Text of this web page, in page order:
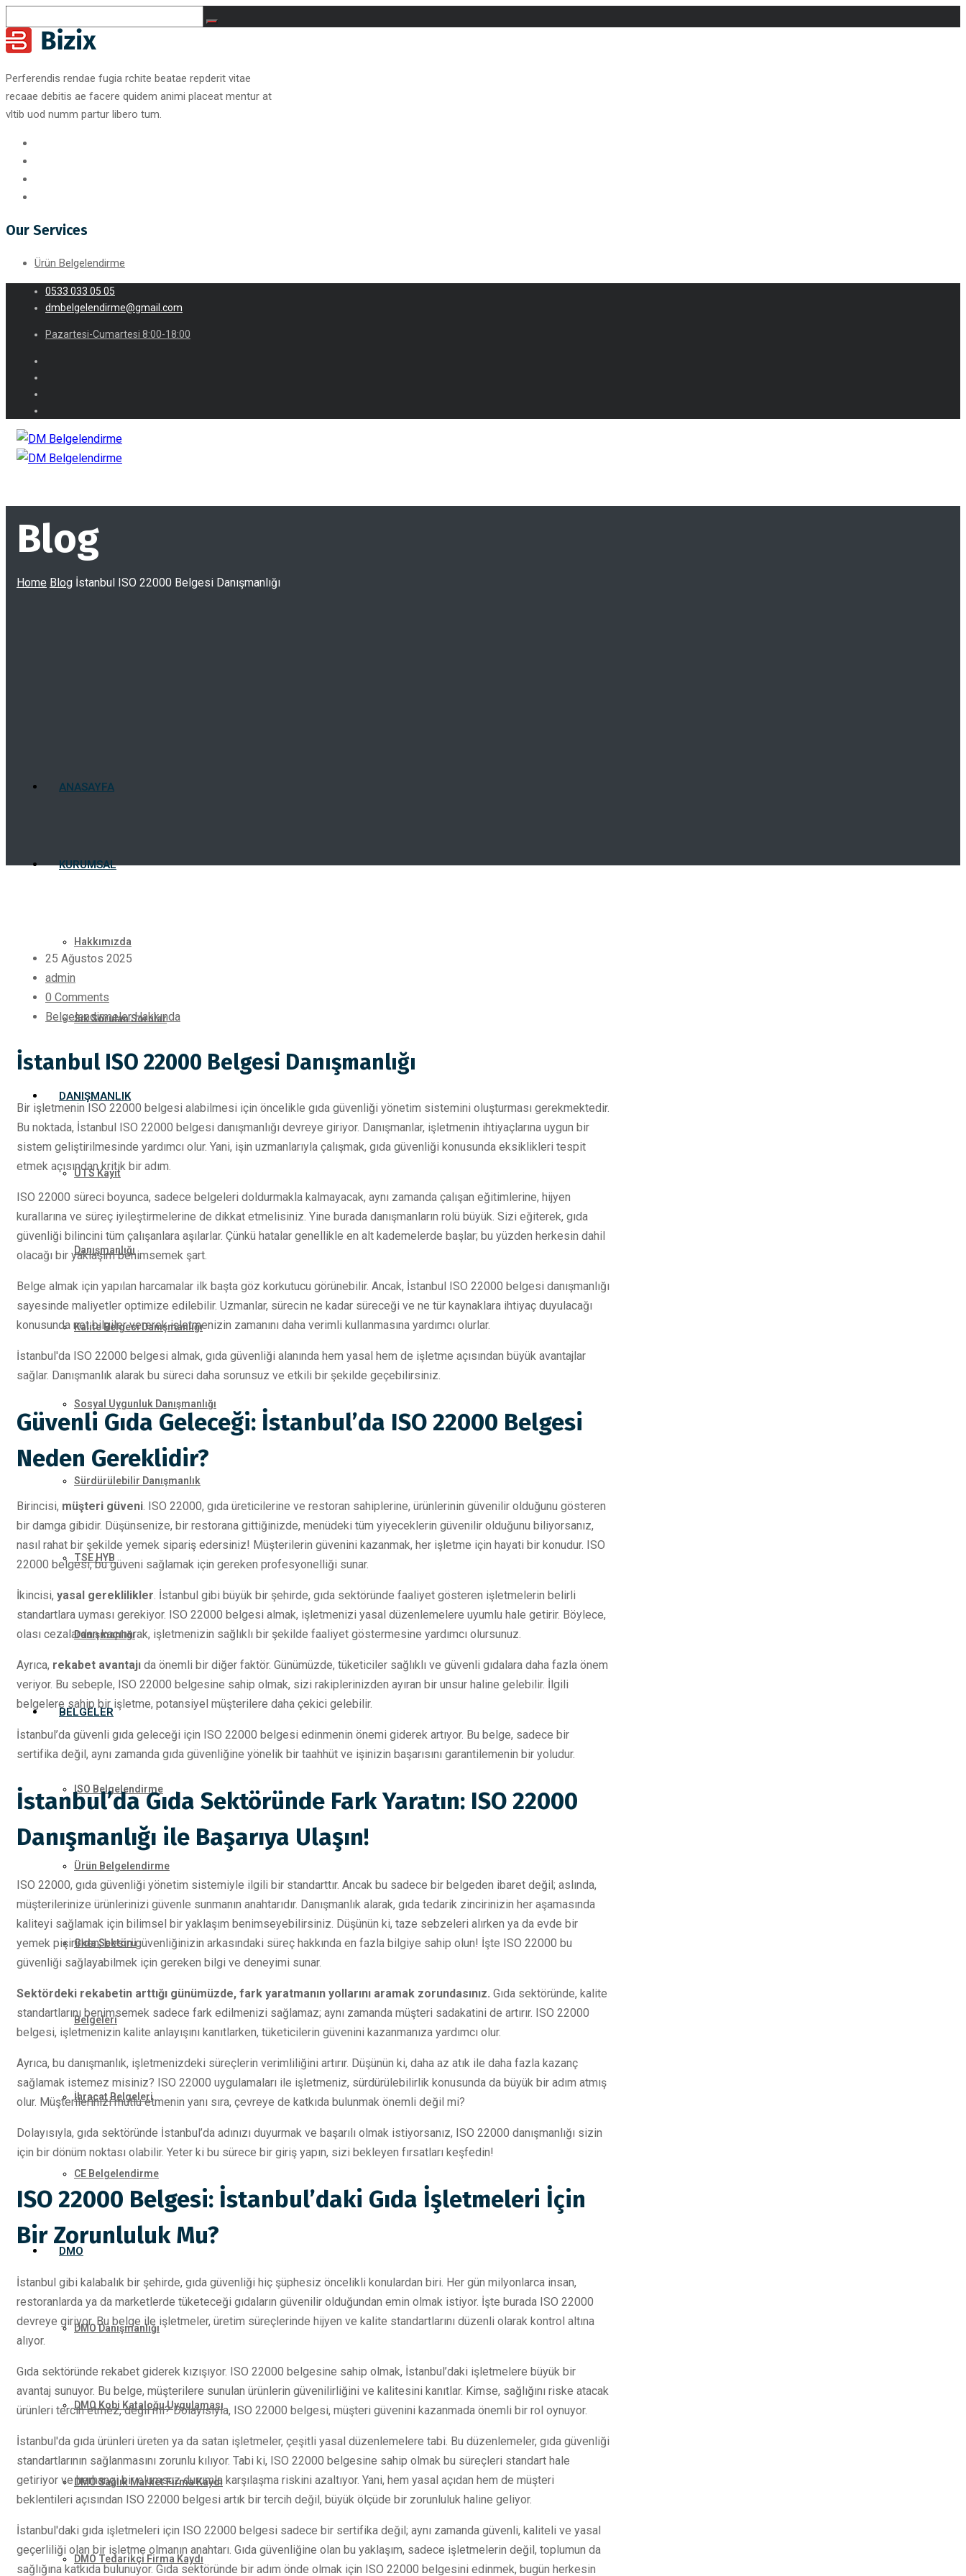
Perferendis rendae fugia rchite beatae repderit vitae
recaae debitis ae facere quidem animi placeat mentur at
vltib uod numm partur libero tum.
Our Services
Ürün Belgelendirme
0533 033 05 05
dmbelgelendirme@gmail.com
Pazartesi-Cumartesi 8:00-18:00
ANASAYFA
KURUMSAL
Hakkımızda
Sık Sorulan Sorular
DANIŞMANLIK
ÜTS Kayıt
Danışmanlığı
Kalite Belgesi Danışmanlığı
Sosyal Uygunluk Danışmanlığı
Sürdürülebilir Danışmanlık
TSE HYB
Danışmanlığı
BELGELER
ISO Belgelendirme
Ürün Belgelendirme
Gıda Sektörü
Belgeleri
İhracat Belgeleri
CE Belgelendirme
DMO
DMO Danışmanlığı
DMO Kobi Kataloğu Uygulaması
DMO Sağlık Market Firma Kaydı
DMO Tedarikçi Firma Kaydı
Blog
Home Blog İstanbul ISO 22000 Belgesi Danışmanlığı
25 Ağustos 2025
admin
0 Comments
Belgelendirmeler Hakkında
İstanbul ISO 22000 Belgesi Danışmanlığı
Bir işletmenin ISO 22000 belgesi alabilmesi için öncelikle gıda güvenliği yönetim sistemini oluşturması gerekmektedir.
Bu noktada, İstanbul ISO 22000 belgesi danışmanlığı devreye giriyor. Danışmanlar, işletmenin ihtiyaçlarına uygun bir
sistem geliştirilmesinde yardımcı olur. Yani, işin uzmanlarıyla çalışmak, gıda güvenliği konusunda eksiklikleri tespit
etmek açısından kritik bir adım.
ISO 22000 süreci boyunca, sadece belgeleri doldurmakla kalmayacak, aynı zamanda çalışan eğitimlerine, hijyen
kurallarına ve süreç iyileştirmelerine de dikkat etmelisiniz. Yine burada danışmanların rolü büyük. Sizi eğiterek, gıda
güvenliği bilincini tüm çalışanlara aşılarlar. Çünkü hatalar genellikle en alt kademelerde başlar; bu yüzden herkesin dahil
olacağı bir yaklaşım benimsemek şart.
Belge almak için yapılan harcamalar ilk başta göz korkutucu görünebilir. Ancak, İstanbul ISO 22000 belgesi danışmanlığı
sayesinde maliyetler optimize edilebilir. Uzmanlar, sürecin ne kadar süreceği ve ne tür kaynaklara ihtiyaç duyulacağı
konusunda net bilgiler vererek işletmenizin zamanını daha verimli kullanmasına yardımcı olurlar.
İstanbul'da ISO 22000 belgesi almak, gıda güvenliği alanında hem yasal hem de işletme açısından büyük avantajlar
sağlar. Danışmanlık alarak bu süreci daha sorunsuz ve etkili bir şekilde geçebilirsiniz.
Güvenli Gıda Geleceği: İstanbul’da ISO 22000 Belgesi
Neden Gereklidir?
Birincisi, müşteri güveni. ISO 22000, gıda üreticilerine ve restoran sahiplerine, ürünlerinin güvenilir olduğunu gösteren
bir damga gibidir. Düşünsenize, bir restorana gittiğinizde, menüdeki tüm yiyeceklerin güvenilir olduğunu biliyorsanız,
nasıl rahat bir şekilde yemek sipariş edersiniz! Müşterilerin güvenini kazanmak, her işletme için hayati bir konudur. ISO
22000 belgesi, bu güveni sağlamak için gereken profesyonelliği sunar.
İkincisi, yasal gereklilikler. İstanbul gibi büyük bir şehirde, gıda sektöründe faaliyet gösteren işletmelerin belirli
standartlara uyması gerekiyor. ISO 22000 belgesi almak, işletmenizi yasal düzenlemelere uyumlu hale getirir. Böylece,
olası cezalardan kaçınarak, işletmenizin sağlıklı bir şekilde faaliyet göstermesine yardımcı olursunuz.
Ayrıca, rekabet avantajı da önemli bir diğer faktör. Günümüzde, tüketiciler sağlıklı ve güvenli gıdalara daha fazla önem
veriyor. Bu sebeple, ISO 22000 belgesine sahip olmak, sizi rakiplerinizden ayıran bir unsur haline gelebilir. İlgili
belgelere sahip bir işletme, potansiyel müşterilere daha çekici gelebilir.
İstanbul’da güvenli gıda geleceği için ISO 22000 belgesi edinmenin önemi giderek artıyor. Bu belge, sadece bir
sertifika değil, aynı zamanda gıda güvenliğine yönelik bir taahhüt ve işinizin başarısını garantilemenin bir yoludur.
İstanbul’da Gıda Sektöründe Fark Yaratın: ISO 22000
Danışmanlığı ile Başarıya Ulaşın!
ISO 22000, gıda güvenliği yönetim sistemiyle ilgili bir standarttır. Ancak bu sadece bir belgeden ibaret değil; aslında,
müşterilerinize ürünlerinizi güvenle sunmanın anahtarıdır. Danışmanlık alarak, gıda tedarik zincirinizin her aşamasında
kaliteyi sağlamak için bilimsel bir yaklaşım benimseyebilirsiniz. Düşünün ki, taze sebzeleri alırken ya da evde bir
yemek pişirirken, besin güvenliğinizin arkasındaki süreç hakkında en fazla bilgiye sahip olun! İşte ISO 22000 bu
güvenliği sağlayabilmek için gereken bilgi ve deneyimi sunar.
Sektördeki rekabetin arttığı günümüzde, fark yaratmanın yollarını aramak zorundasınız. Gıda sektöründe, kalite
standartlarını benimsemek sadece fark edilmenizi sağlamaz; aynı zamanda müşteri sadakatini de artırır. ISO 22000
belgesi, işletmenizin kalite anlayışını kanıtlarken, tüketicilerin güvenini kazanmanıza yardımcı olur.
Ayrıca, bu danışmanlık, işletmenizdeki süreçlerin verimliliğini artırır. Düşünün ki, daha az atık ile daha fazla kazanç
sağlamak istemez misiniz? ISO 22000 uygulamaları ile işletmeniz, sürdürülebilirlik konusunda da büyük bir adım atmış
olur. Müşterilerinizi mutlu etmenin yanı sıra, çevreye de katkıda bulunmak önemli değil mi?
Dolayısıyla, gıda sektöründe İstanbul’da adınızı duyurmak ve başarılı olmak istiyorsanız, ISO 22000 danışmanlığı sizin
için bir dönüm noktası olabilir. Yeter ki bu sürece bir giriş yapın, sizi bekleyen fırsatları keşfedin!
ISO 22000 Belgesi: İstanbul’daki Gıda İşletmeleri İçin
Bir Zorunluluk Mu?
İstanbul gibi kalabalık bir şehirde, gıda güvenliği hiç şüphesiz öncelikli konulardan biri. Her gün milyonlarca insan,
restoranlarda ya da marketlerde tüketeceği gıdaların güvenilir olduğundan emin olmak istiyor. İşte burada ISO 22000
devreye giriyor. Bu belge ile işletmeler, üretim süreçlerinde hijyen ve kalite standartlarını düzenli olarak kontrol altına
alıyor.
Gıda sektöründe rekabet giderek kızışıyor. ISO 22000 belgesine sahip olmak, İstanbul’daki işletmelere büyük bir
avantaj sunuyor. Bu belge, müşterilere sunulan ürünlerin güvenilirliğini ve kalitesini kanıtlar. Kimse, sağlığını riske atacak
ürünleri tercih etmez, değil mi? Dolayısıyla, ISO 22000 belgesi, müşteri güvenini kazanmada önemli bir rol oynuyor.
İstanbul'da gıda ürünleri üreten ya da satan işletmeler, çeşitli yasal düzenlemelere tabi. Bu düzenlemeler, gıda güvenliği
standartlarının sağlanmasını zorunlu kılıyor. Tabi ki, ISO 22000 belgesine sahip olmak bu süreçleri standart hale
getiriyor ve herhangi bir olumsuz durumla karşılaşma riskini azaltıyor. Yani, hem yasal açıdan hem de müşteri
beklentileri açısından ISO 22000 belgesi artık bir tercih değil, büyük ölçüde bir zorunluluk haline geliyor.
İstanbul'daki gıda işletmeleri için ISO 22000 belgesi sadece bir sertifika değil; aynı zamanda güvenli, kaliteli ve yasal
geçerliliği olan bir işletme olmanın anahtarı. Gıda güvenliğine olan bu yaklaşım, sadece işletmelerin değil, toplumun da
sağlığına katkıda bulunuyor. Gıda sektöründe bir adım önde olmak için ISO 22000 belgesini edinmek, bugün herkesin